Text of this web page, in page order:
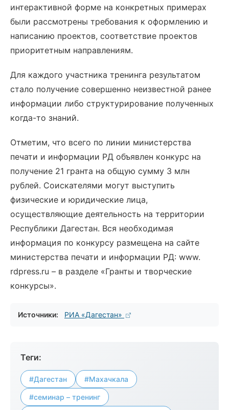
интерактивной форме на конкретных примерах
были рассмотрены требования к оформлению и
написанию проектов, соответствие проектов
приоритетным направлениям.
Для каждого участника тренинга результатом
стало получение совершенно неизвестной ранее
информации либо структурирование полученных
когда-то знаний.
Отметим, что всего по линии министерства
печати и информации РД объявлен конкурс на
получение 21 гранта на общую сумму 3 млн
рублей. Соискателями могут выступить
физические и юридические лица,
осуществляющие деятельность на территории
Республики Дагестан. Вся необходимая
информация по конкурсу размещена на сайте
министерства печати и информации РД: www.
rdpress.ru – в разделе «Гранты и творческие
конкурсы».
Источники: РИА «Дагестан»
Теги:
#Дагестан #Махачкала
#семинар – тренинг